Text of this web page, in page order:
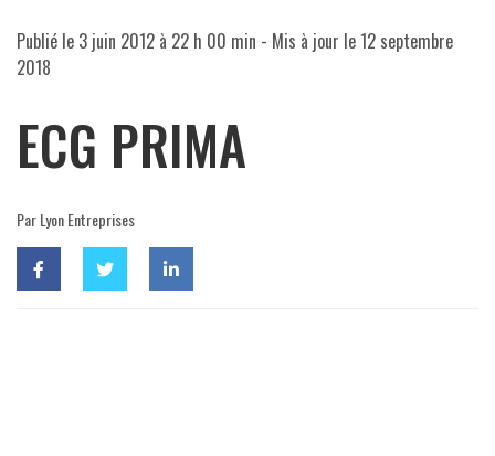
Publié le 3 juin 2012 à 22 h 00 min - Mis à jour le12 septembre
2018
ECG PRIMA
Par Lyon Entreprises